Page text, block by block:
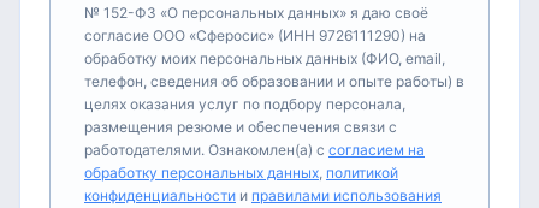
№ 152-ФЗ «О персональных данных» я даю своё
согласие ООО «Сферосис» (ИНН 9726111290) на
обработку моих персональных данных (ФИО, email,
телефон, сведения об образовании и опыте работы) в
целях оказания услуг по подбору персонала,
размещения резюме и обеспечения связи с
работодателями. Ознакомлен(а) с согласием на
обработку персональных данных, политикой
конфиденциальности и правилами использования